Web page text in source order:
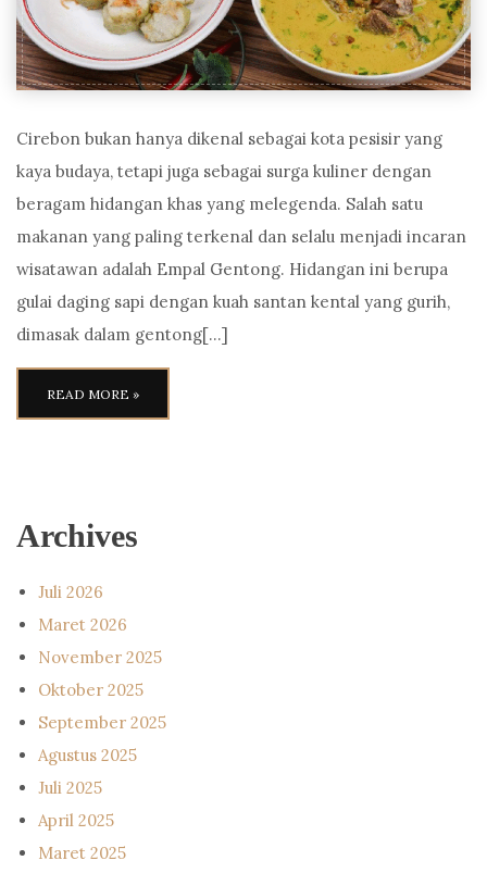
Cirebon bukan hanya dikenal sebagai kota pesisir yang
kaya budaya, tetapi juga sebagai surga kuliner dengan
beragam hidangan khas yang melegenda. Salah satu
makanan yang paling terkenal dan selalu menjadi incaran
wisatawan adalah Empal Gentong. Hidangan ini berupa
gulai daging sapi dengan kuah santan kental yang gurih,
dimasak dalam gentong[…]
READ MORE »
Archives
Juli 2026
Maret 2026
November 2025
Oktober 2025
September 2025
Agustus 2025
Juli 2025
April 2025
Maret 2025